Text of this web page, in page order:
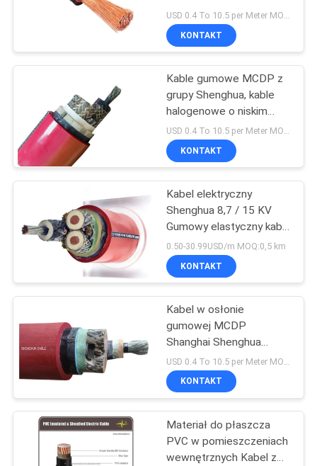
O
WYCENĘ
NEWS
SITEMAP
POLITYKA
PRYWATNOŚCI
Kabel halogenowy o
niskiej emisji
zanieczyszczeń
140
Ognioodporny kabel
108
Bare Conductor
90
Ruber, gumowy kabel
elektryczny z ekranem
USD 0.4 To 10.5 per Meter MOQ:500M
KONTAKT
Kable gumowe MCDP z
grupy Shenghua, kable
halogenowe o niskim
poziomie dymu 0,38 /
0,66 KV
KONTAKT
Kabel elektryczny
Shenghua 8,7 / 15 KV
Gumowy elastyczny kabel
MYPTJ przyjazny dla
środowiska dla ciężkich
urządzeń
0.50-30.99USD/m MOQ:0,5 km
KONTAKT
Kabel w osłonie
gumowej MCDP
Shanghai Shenghua
Cable, kabel
bezhalogenowy o niskiej
emisji dymu 0,38 / 0,66
KONTAKT
Materiał do płaszcza
PVC w pomieszczeniach
wewnętrznych Kabel z